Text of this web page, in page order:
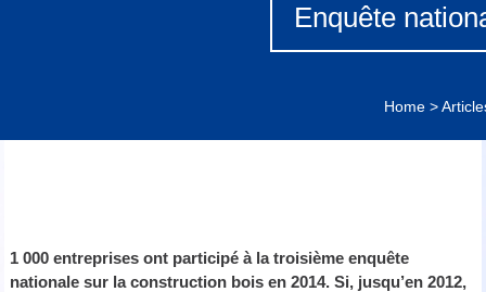
Enquête
Home>
1 000 entreprises ont participé à la troisième enquête
nationale sur la construction bois en 2014. Si, jusqu’en 2012,